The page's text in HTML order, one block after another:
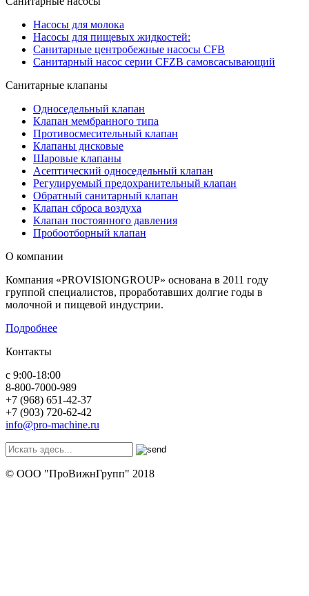
Насосы для молока
Насосы для пищевых жидкостей:
Санитарные центробежные насосы CFB
Санитарный насос серии СFZB самовсасывающий
Санитарные клапаны
Односедельный клапан
Клапан мембранного типа
Противосмесительный клапан
Клапаны дисковые
Шаровые клапаны
Асептический односедельный клапан
Регулируемый предохранительный клапан
Обратный санитарный клапан
Клапан сброса воздуха
Клапан постоянного давления
Пробоотборный клапан
О компании
Компания «PROVISIONGROUP» основана в 2011 году
группой специалистов, проработавших долгие годы в
молочной и пищевой индустрии.
Подробнее
Контакты
с 9:00-18:00
8-800-7000-989
+7 (968) 651-42-37
+7 (903) 720-62-42
info@pro-machine.ru
© ООО "ПроВижнГрупп" 2018